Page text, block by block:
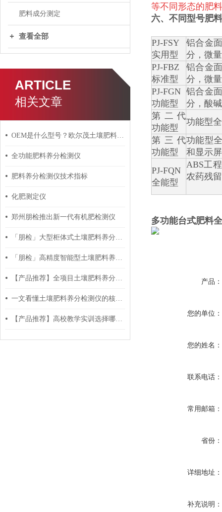
肥料成分测定
查看全部
ARTICLE
相关文章
OEM是什么型号？欧尔茂土壤肥料养分检测仪贴牌加工服务
全功能肥料养分检测仪
肥料养分检测仪技术指标
化肥测定仪
郑州朋检推出新一代有机肥检测仪
「朋检」大型柜体式土壤肥料养分检测仪 功能测评
「朋检」高精度智能型土壤肥料养分检测仪PJ-G06 功能测评
【产品推荐】全项目土壤肥料养分检测仪PJ-GNNY24
一文看懂土壤肥料养分检测仪的核心指标与精度
【产品推荐】高校教学实训选择哪款土壤肥料养分检测仪？
等不同形态的肥
六、 不同型号肥
PJ-FSY
实用型
铝合金
分，微
PJ-FBZ
标准型
铝合金
分，微
PJ-FGN
功能型
铝合金
分，酸
第二代
功能型
功能型
第三代
功能型
功能型
和显示
PJ-FQN
全能型
ABS工
农药残
多功能台式肥料
产品：
您的单位：
您的姓名：
联系电话：
常用邮箱：
省份：
详细地址：
补充说明：